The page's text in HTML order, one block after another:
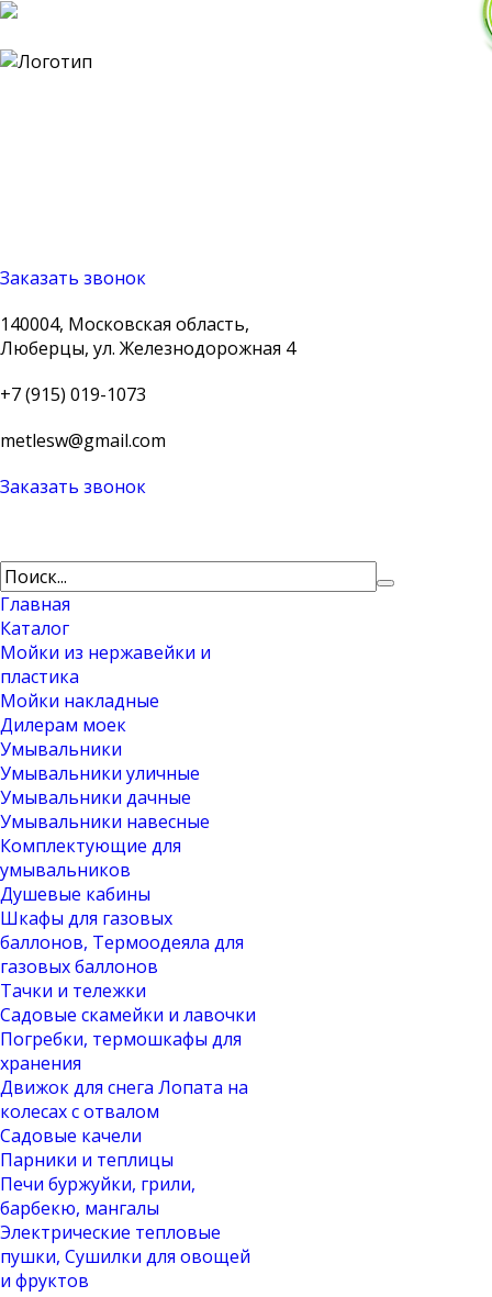
Заказать звонок
140004, Московская область,
Люберцы, ул. Железнодорожная 4
+7 (915) 019-1073
metlesw@gmail.com
Заказать звонок
Главная
Каталог
Мойки из нержавейки и
пластика
Мойки накладные
Дилерам моек
Умывальники
Умывальники уличные
Умывальники дачные
Умывальники навесные
Комплектующие для
умывальников
Душевые кабины
Шкафы для газовых
баллонов, Термоодеяла для
газовых баллонов
Тачки и тележки
Садовые скамейки и лавочки
Погребки, термошкафы для
хранения
Движок для снега Лопата на
колесах с отвалом
Садовые качели
Парники и теплицы
Печи буржуйки, грили,
барбекю, мангалы
Электрические тепловые
пушки, Сушилки для овощей
и фруктов